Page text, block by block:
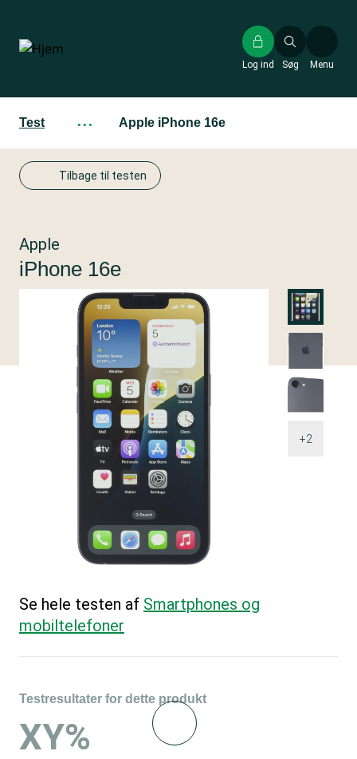
hovedindhold
Søg
Log ind Menu
Test ··· Apple iPhone 16e
Tilbage til testen
+2
Apple
iPhone 16e
Se hele testen af Smartphones og
mobiltelefoner
Testresultater for dette produkt
XY%